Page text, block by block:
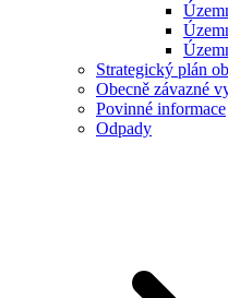
Strategický plán
Obecně závazné
Povinné informace
Odpady